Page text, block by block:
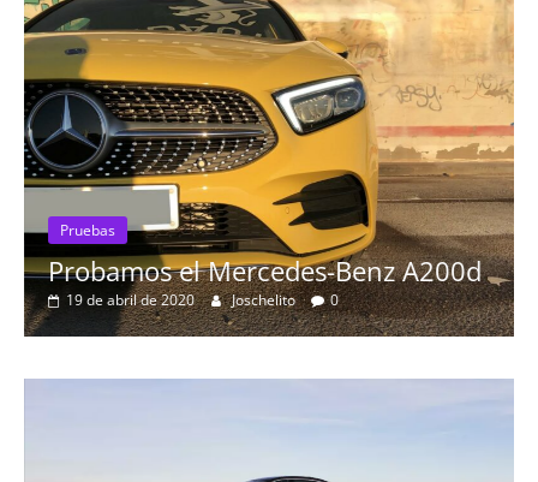
Pruebas
Probamos el Mercedes-Benz A200d
19 de abril de 2020 Joschelito 0